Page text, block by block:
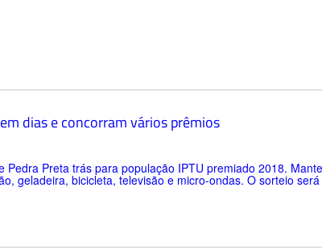
dias e concorram vários prêmios
Pedra Preta trás para população IPTU premiado 2018.
geladeira, bicicleta, televisão e micro-ondas. O sorteio